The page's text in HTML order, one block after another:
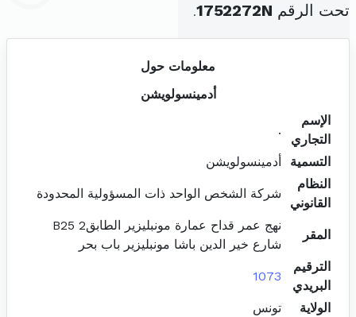
تحت الرقم 1752272N
.
معلومات حول
أدمينسولويشن
الإسم
التجاري
.
التسمية
أدمينسولويشن
النظام
القانوني
شركة الشخص الواحد ذات المسؤولية المحدودة
المقر
نهج عمر قداح عمارة مونبليزير الطابق2 B25
شارع خير الدين باشا مونبليزير باب بحر
الترقيم
البريدي
1073
الولاية تونس